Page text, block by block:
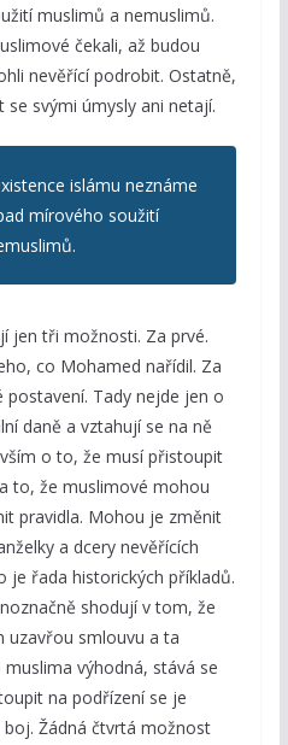
muslimů a nemuslimů.
čekali, až budou
nevěřící podrobit. Ostatně,
svými úmysly ani netají.
islámu neznáme
mírového soužití
jen tři možnosti. Za prvé.
co Mohamed nařídil. Za
Tady nejde jen o
daně a vztahují se na ně
o to, že musí přistoupit
to, že muslimové mohou
pravidla. Mohou je změnit
a dcery nevěřících
řada historických příkladů.
shodují v tom, že
uzavřou smlouvu a ta
výhodná, stává se
na podřízení se je
Žádná čtvrtá možnost